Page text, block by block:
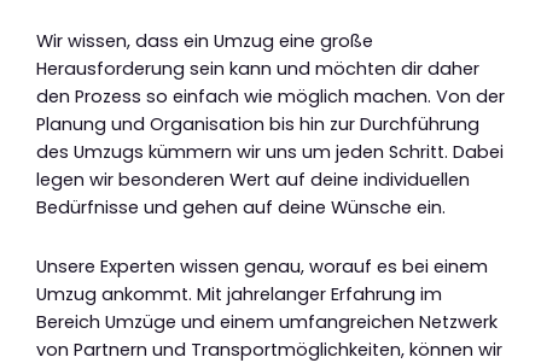
Wir wissen, dass ein Umzug eine große
Herausforderung sein kann und möchten dir daher
den Prozess so einfach wie möglich machen. Von der
Planung und Organisation bis hin zur Durchführung
des Umzugs kümmern wir uns um jeden Schritt. Dabei
legen wir besonderen Wert auf deine individuellen
Bedürfnisse und gehen auf deine Wünsche ein.
Unsere Experten wissen genau, worauf es bei einem
Umzug ankommt. Mit jahrelanger Erfahrung im
Bereich Umzüge und einem umfangreichen Netzwerk
von Partnern und Transportmöglichkeiten, können wir